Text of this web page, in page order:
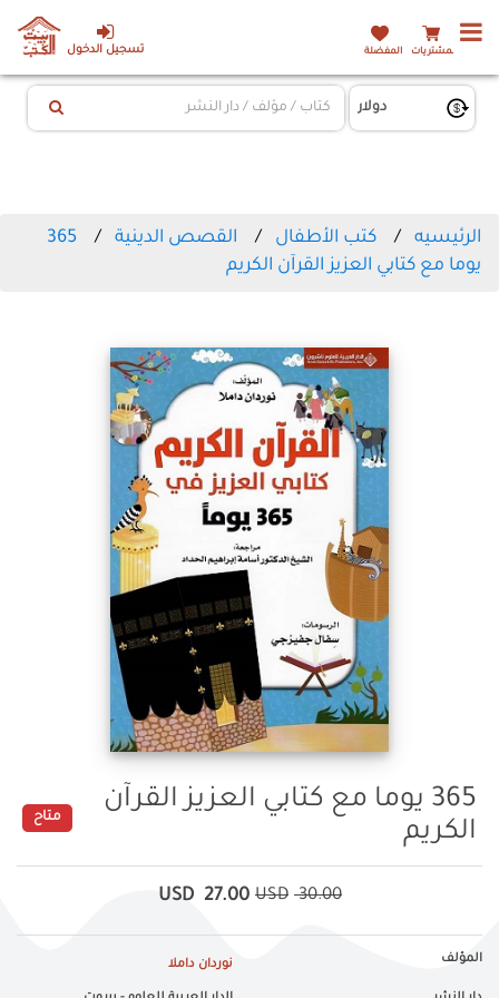
تسجيل الدخول المشتريات المفضلة
الرئيسيه كتب الأطفال القصص الدينية
365
يوما مع كتابي العزيز القرآن الكريم
365 يوما مع كتابي العزيز القرآن
الكريم
متاح
30.00
USD
27.00
USD
المؤلف نوردان داملا